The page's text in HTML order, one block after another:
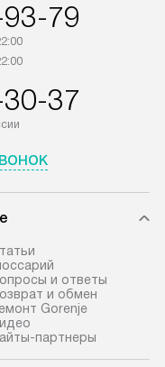
79
37
и ответы
и обмен
Gorenje
партнеры